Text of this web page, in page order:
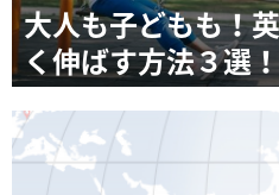
大人も子どもも！
く伸ばす方法３選！